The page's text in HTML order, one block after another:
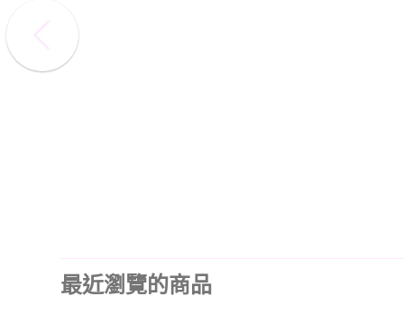
最近瀏覽的商品